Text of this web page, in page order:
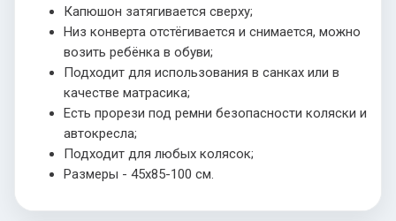
Капюшон затягивается сверху;
Низ конверта отстёгивается и снимается, можно
возить ребёнка в обуви;
Подходит для использования в санках или в
качестве матрасика;
Есть прорези под ремни безопасности коляски и
автокресла;
Подходит для любых колясок;
Размеры - 45х85-100 см.